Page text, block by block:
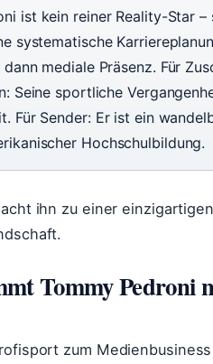
ist kein reiner Reality-Star –
systematische
mediale Präsenz. Für
Seine sportliche
Für Sender: Er ist ein
Hochschulbildung.
ihn zu einer
Tommy Pedroni
zum